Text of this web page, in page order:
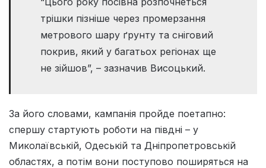
трішки пізніше через промерзання
метрового шару ґрунту та сніговий
покрив, який у багатьох регіонах ще
не зійшов”, – зазначив Висоцький.
За його словами, кампанія пройде поетапно:
спершу стартують роботи на півдні – у
Миколаївській, Одеській та Дніпропетровській
областях, а потім вони поступово поширяться на